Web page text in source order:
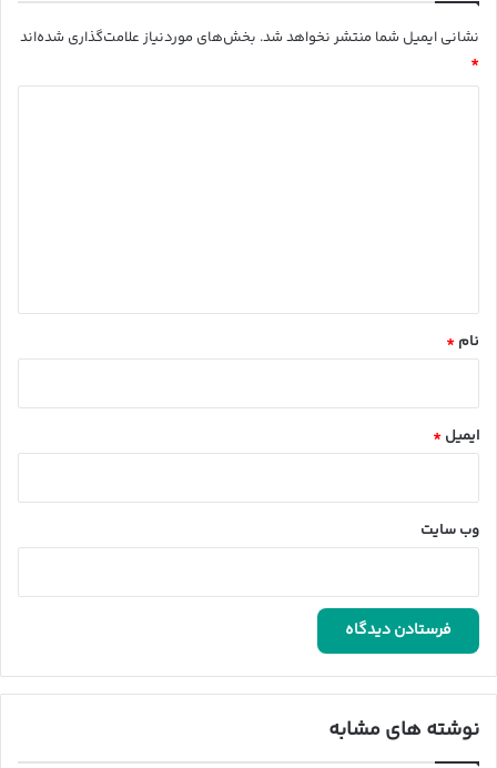
نشانی ایمیل شما منتشر نخواهد شد. بخش‌های موردنیاز علامت‌گذاری شده‌اند
*
نام *
ایمیل *
وب‌ سایت
نوشته های مشابه